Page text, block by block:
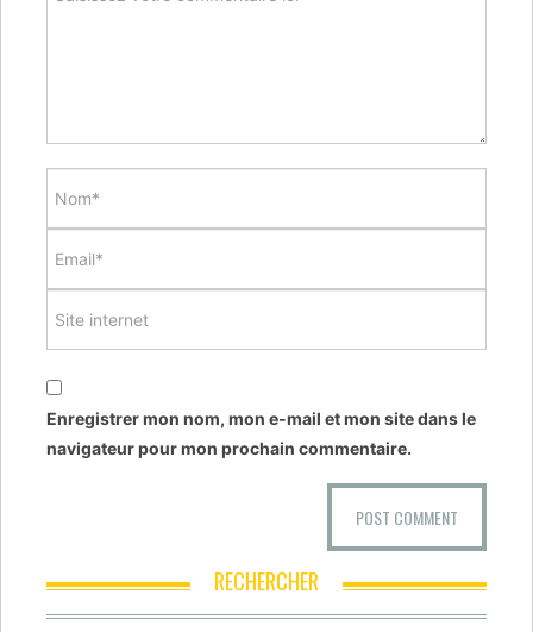
Enregistrer mon nom, mon e-mail et mon site dans le
navigateur pour mon prochain commentaire.
RECHERCHER